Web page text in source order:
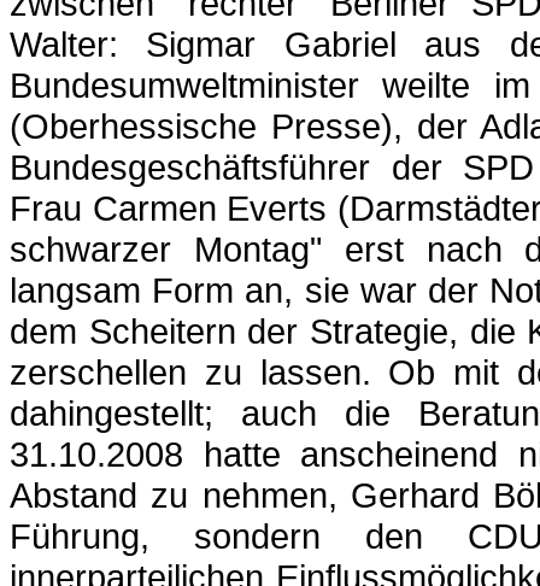
Walter: Sigmar Gabriel aus
Bundesumweltminister weilte
(Oberhessische Presse), der
Bundesgeschäftsführer der
Frau Carmen Everts
schwarzer Montag" erst nach
langsam Form an, sie war der
dem Scheitern der Strategie, die
zerschellen zu lassen. Ob mit
dahingestellt; auch die
31.10.2008 hatte anscheinend
Abstand zu nehmen, Gerhard
Führung, sondern den
innerparteilichen